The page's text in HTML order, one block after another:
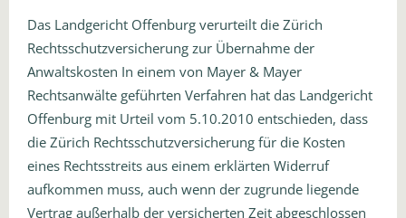
Das Landgericht Offenburg verurteilt die Zürich
Rechtsschutzversicherung zur Übernahme der
Anwaltskosten In einem von Mayer & Mayer
Rechtsanwälte geführten Verfahren hat das Landgericht
Offenburg mit Urteil vom 5.10.2010 entschieden, dass
die Zürich Rechtsschutzversicherung für die Kosten
eines Rechtsstreits aus einem erklärten Widerruf
aufkommen muss, auch wenn der zugrunde liegende
Vertrag außerhalb der versicherten Zeit abgeschlossen